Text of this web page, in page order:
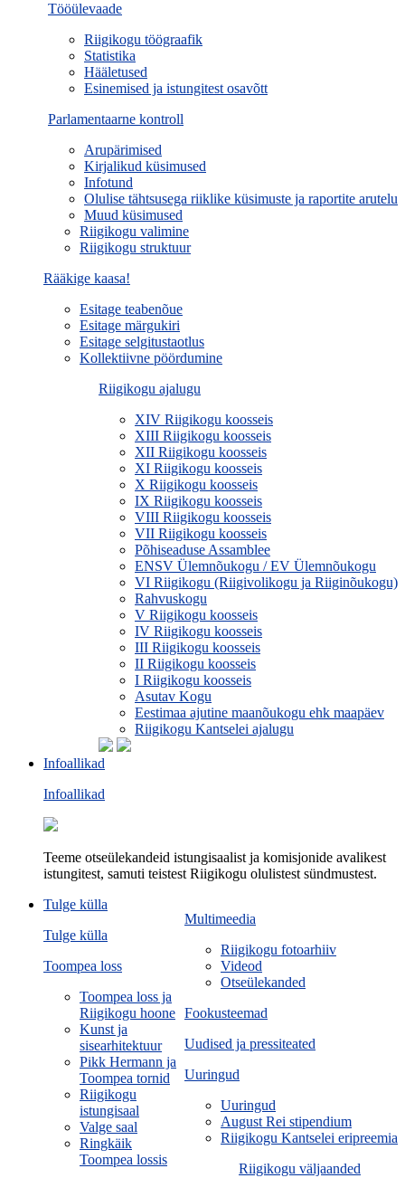
Tööülevaade
Riigikogu töögraafik
Statistika
Hääletused
Esinemised ja istungitest osavõtt
Parlamentaarne kontroll
Arupärimised
Kirjalikud küsimused
Infotund
Olulise tähtsusega riiklike küsimuste ja raportite arutelu
Muud küsimused
Riigikogu valimine
Riigikogu struktuur
Rääkige kaasa!
Esitage teabenõue
Esitage märgukiri
Esitage selgitustaotlus
Kollektiivne pöördumine
Riigikogu ajalugu
XIV Riigikogu koosseis
XIII Riigikogu koosseis
XII Riigikogu koosseis
XI Riigikogu koosseis
X Riigikogu koosseis
IX Riigikogu koosseis
VIII Riigikogu koosseis
VII Riigikogu koosseis
Põhiseaduse Assamblee
ENSV Ülemnõukogu / EV Ülemnõukogu
VI Riigikogu (Riigivolikogu ja Riiginõukogu)
Rahvuskogu
V Riigikogu koosseis
IV Riigikogu koosseis
III Riigikogu koosseis
II Riigikogu koosseis
I Riigikogu koosseis
Asutav Kogu
Eestimaa ajutine maanõukogu ehk maapäev
Riigikogu Kantselei ajalugu
Infoallikad
Infoallikad
Teeme otseülekandeid istungisaalist ja komisjonide avalikest
istungitest, samuti teistest Riigikogu olulistest sündmustest.
Multimeedia
Riigikogu fotoarhiiv
Videod
Otseülekanded
Fookusteemad
Uudised ja pressiteated
Uuringud
Uuringud
August Rei stipendium
Riigikogu Kantselei eripreemia
Riigikogu väljaanded
Tulge külla
Tulge külla
Toompea loss
Toompea loss ja
Riigikogu hoone
Kunst ja
sisearhitektuur
Pikk Hermann ja
Toompea tornid
Riigikogu
istungisaal
Valge saal
Ringkäik
Toompea lossis